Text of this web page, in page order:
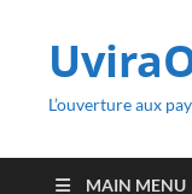
L’ouverture aux
MAIN MENU